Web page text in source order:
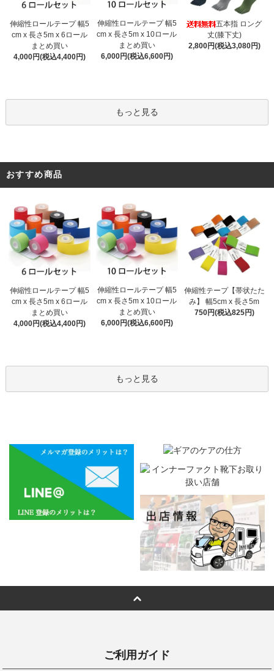
伸縮性ロールテープ 幅5
cm x 長さ5m x 6ロール
まとめ買い
4,000円(税込4,400円)
伸縮性ロールテープ 幅5
cm x 長さ5m x 10ロール
まとめ買い
6,000円(税込6,600円)
五本指 ロング
丈(膝下丈)
2,800円(税込3,080円)
もっと見る
おすすめ商品
伸縮性ロールテープ 幅5
cm x 長さ5m x 6ロール
まとめ買い
4,000円(税込4,400円)
伸縮性ロールテープ 幅5
cm x 長さ5m x 10ロール
まとめ買い
6,000円(税込6,600円)
伸縮性テープ【帯状たた
み】 幅5cm x 長さ5m
750円(税込825円)
もっと見る
ご利用ガイド